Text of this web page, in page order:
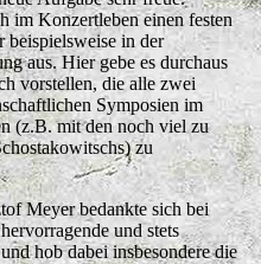
im Konzertleben einen festen
beispielsweise in der
aus. Hier gebe es durchaus
vorstellen, die alle zwei
Symposien im
(z.B. mit den noch viel zu
zu
Meyer bedankte sich bei
und stets
hob dabei insbesondere die